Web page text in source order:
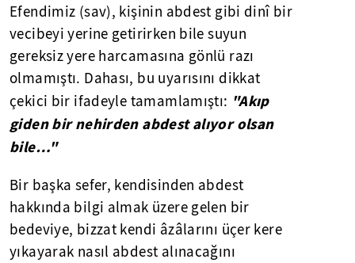
Efendimiz (sav), kişinin abdest gibi dinî bir
vecibeyi yerine getirirken bile suyun
gereksiz yere harcamasına gönlü razı
olmamıştı. Dahası, bu uyarısını dikkat
çekici bir ifadeyle tamamlamıştı: "Akıp
giden bir nehirden abdest alıyor olsan
bile…"
Bir başka sefer, kendisinden abdest
hakkında bilgi almak üzere gelen bir
bedeviye, bizzat kendi âzâlarını üçer kere
yıkayarak nasıl abdest alınacağını